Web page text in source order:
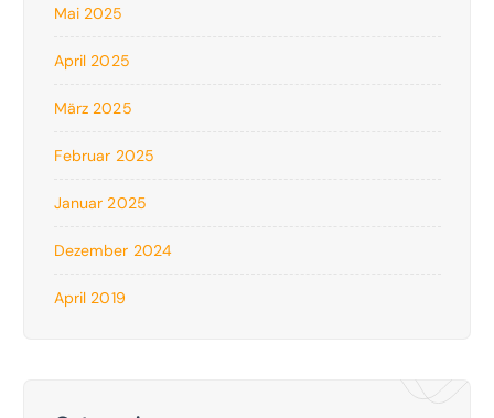
Mai 2025
April 2025
März 2025
Februar 2025
Januar 2025
Dezember 2024
April 2019